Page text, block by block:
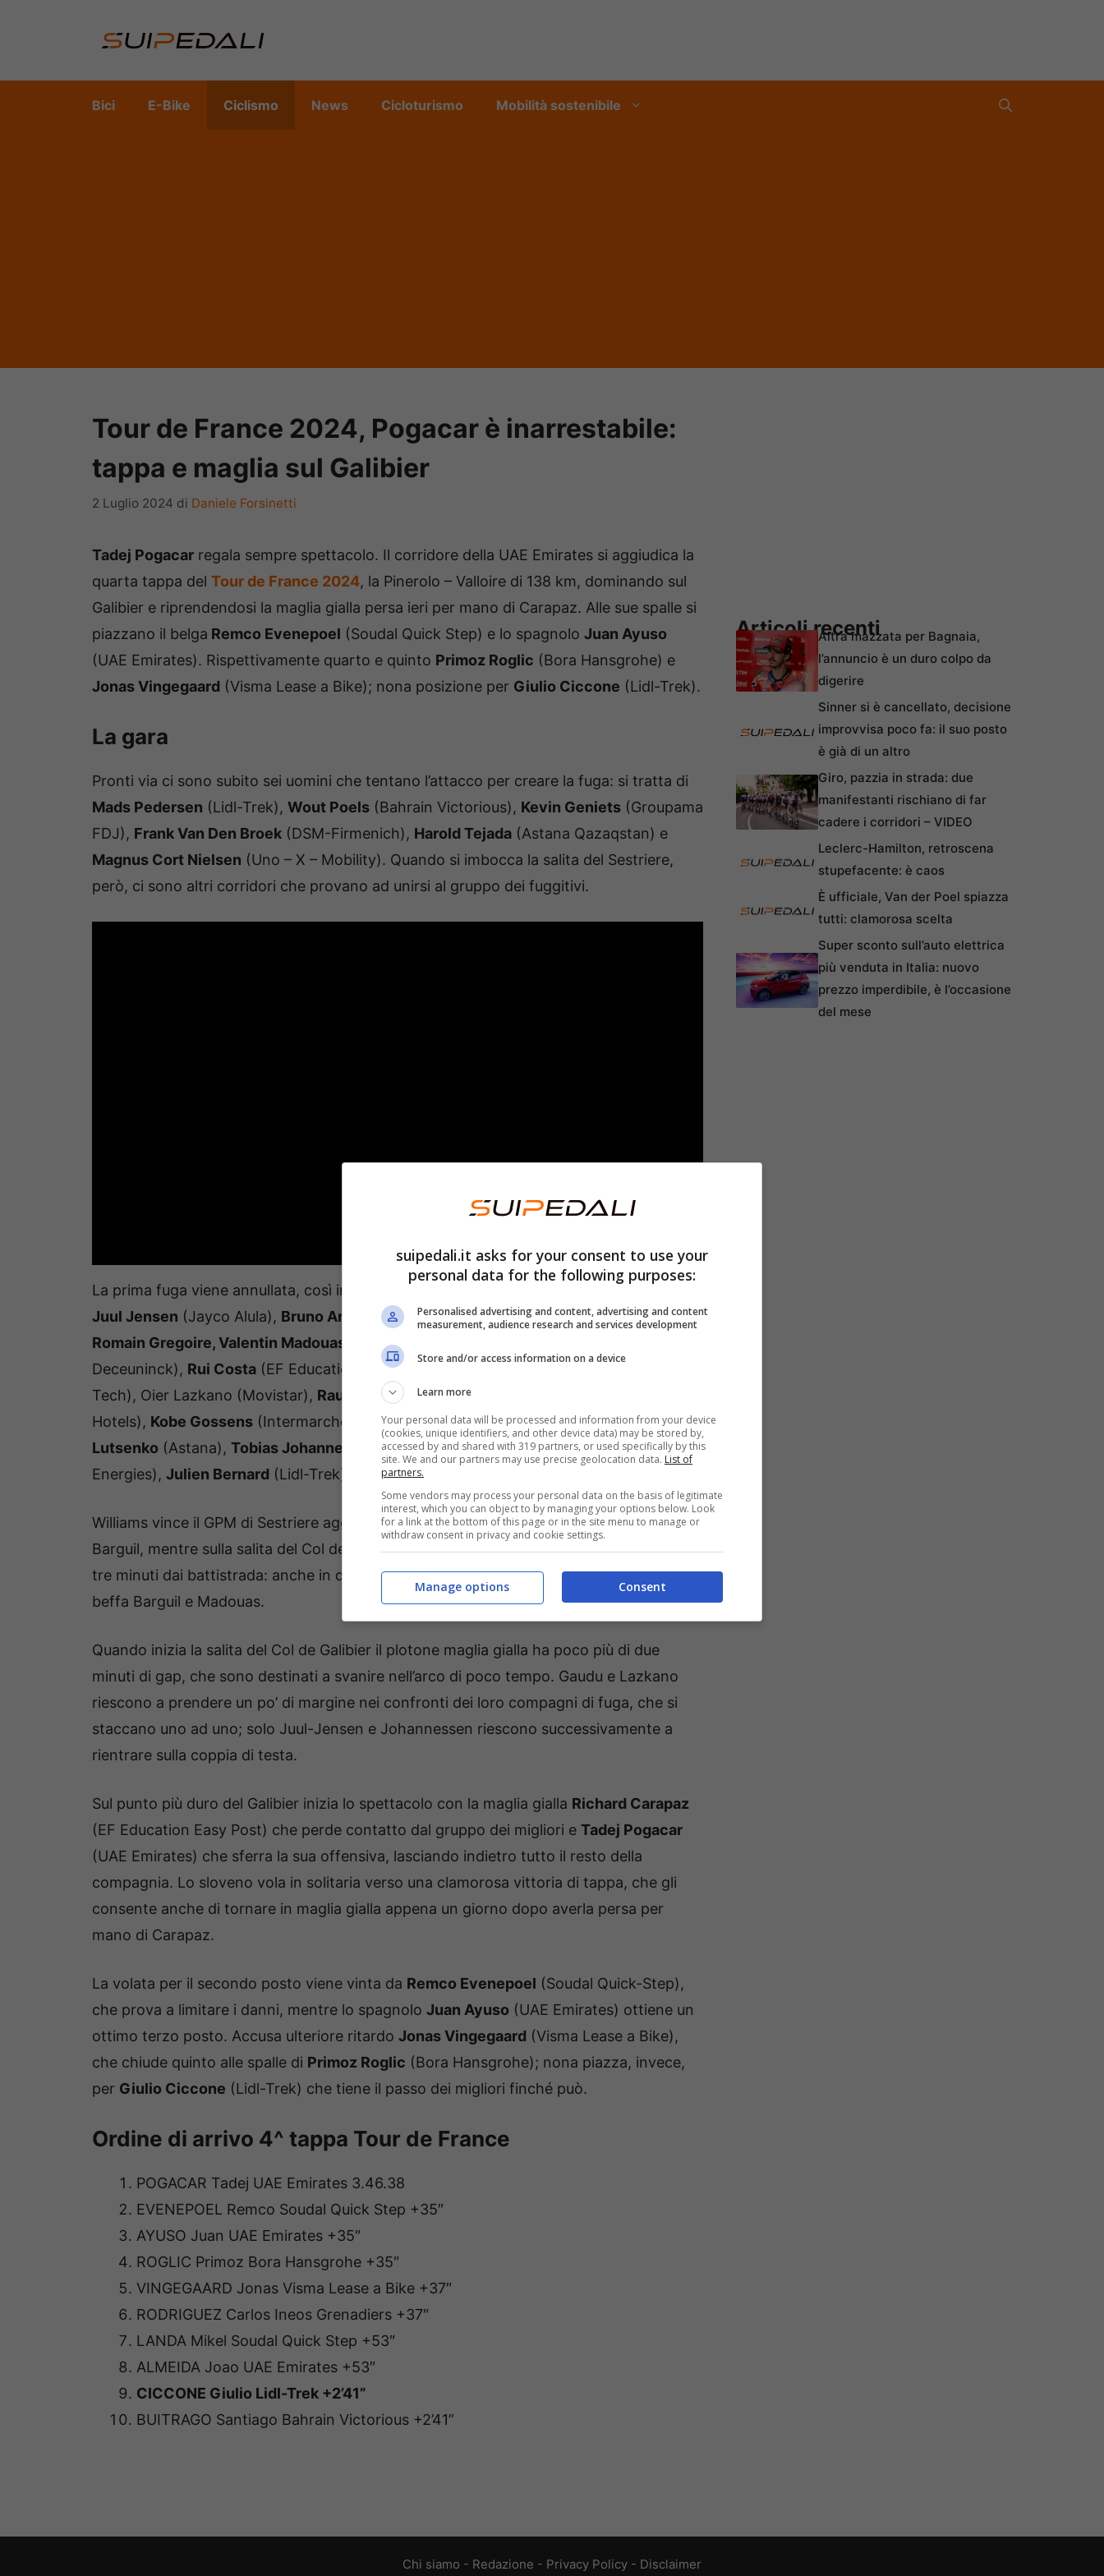
Bici E-Bike Ciclismo News Cicloturismo Mobilità sostenibile
Tour de France 2024, Pogacar è inarrestabile:
tappa e maglia sul Galibier
2 Luglio 2024 di Daniele Forsinetti
Tadej Pogacar regala sempre spettacolo. Il corridore della UAE Emirates si aggiudica la
quarta tappa del Tour de France 2024, la Pinerolo – Valloire di 138 km, dominando sul
Galibier e riprendendosi la maglia gialla persa ieri per mano di Carapaz. Alle sue spalle si
piazzano il belga Remco Evenepoel (Soudal Quick Step) e lo spagnolo Juan Ayuso
(UAE Emirates). Rispettivamente quarto e quinto Primoz Roglic (Bora Hansgrohe) e
Jonas Vingegaard (Visma Lease a Bike); nona posizione per Giulio Ciccone (Lidl-Trek).
La gara
Pronti via ci sono subito sei uomini che tentano l’attacco per creare la fuga: si tratta di
Mads Pedersen (Lidl-Trek), Wout Poels (Bahrain Victorious), Kevin Geniets (Groupama
FDJ), Frank Van Den Broek (DSM-Firmenich), Harold Tejada (Astana Qazaqstan) e
Magnus Cort Nielsen (Uno – X – Mobility). Quando si imbocca la salita del Sestriere,
però, ci sono altri corridori che provano ad unirsi al gruppo dei fuggitivi.
La prima fuga viene annullata, così in un secondo tentativo vanno via in diciassette:
Juul Jensen (Jayco Alula), Bruno Armirail (Decathlon AG2R La Mondiale),David Gaudu,
Romain Gregoire, Valentin Madouas
(Groupama FDJ),
Deceuninck), Rui Costa (EF Education Easy Post),
Tech), Oier Lazkano (Movistar), Raul Garcia Pierna, Cristian Rodriguez
Hotels), Kobe Gossens (Intermarché), Warren Barguil(DSM Firmenich),Alexey
Lutsenko (Astana), Tobias Johannessen (Uno X),Mathieu Burgaudeau(Total
Energies), Julien Bernard (Lidl-Trek).
Williams vince il GPM di Sestriere aggiudicandosi cinque punti davanti a Madouas e
Barguil, mentre sulla salita del Col de Montegenevre il gruppo accusa un ritardo di quasi
tre minuti dai battistrada: anche in questo caso a transitare per primo è Williams, che
beffa Barguil e Madouas.
Quando inizia la salita del Col de Galibier il plotone maglia gialla ha poco più di due
minuti di gap, che sono destinati a svanire nell’arco di poco tempo. Gaudu e Lazkano
riescono a prendere un po’ di margine nei confronti dei loro compagni di fuga, che si
staccano uno ad uno; solo Juul-Jensen e Johannessen riescono successivamente a
rientrare sulla coppia di testa.
Sul punto più duro del Galibier inizia lo spettacolo con la maglia gialla Richard Carapaz
(EF Education Easy Post) che perde contatto dal gruppo dei migliori e Tadej Pogacar
(UAE Emirates) che sferra la sua offensiva, lasciando indietro tutto il resto della
compagnia. Lo sloveno vola in solitaria verso una clamorosa vittoria di tappa, che gli
consente anche di tornare in maglia gialla appena un giorno dopo averla persa per
mano di Carapaz.
La volata per il secondo posto viene vinta da Remco Evenepoel (Soudal Quick-Step),
che prova a limitare i danni, mentre lo spagnolo Juan Ayuso (UAE Emirates) ottiene un
ottimo terzo posto. Accusa ulteriore ritardo Jonas Vingegaard (Visma Lease a Bike),
che chiude quinto alle spalle di Primoz Roglic (Bora Hansgrohe); nona piazza, invece,
per Giulio Ciccone (Lidl-Trek) che tiene il passo dei migliori finché può.
Ordine di arrivo 4^ tappa Tour de France
POGACAR Tadej UAE Emirates 3.46.38
EVENEPOEL Remco Soudal Quick Step +35″
AYUSO Juan UAE Emirates +35″
ROGLIC Primoz Bora Hansgrohe +35″
VINGEGAARD Jonas Visma Lease a Bike +37″
RODRIGUEZ Carlos Ineos Grenadiers +37″
LANDA Mikel Soudal Quick Step +53″
ALMEIDA Joao UAE Emirates +53″
CICCONE Giulio Lidl-Trek +2’41”
BUITRAGO Santiago Bahrain Victorious +2’41”
Articoli recentiAltra mazzata per Bagnaia,
l’annuncio è un duro colpo da
digerire
Sinner si è cancellato, decisione
improvvisa poco fa: il suo posto
è già di un altro
Giro, pazzia in strada: due
manifestanti rischiano di far
cadere i corridori – VIDEO
Leclerc-Hamilton, retroscena
stupefacente: è caos
È ufficiale, Van der Poel spiazza
tutti: clamorosa scelta
Super sconto sull’auto elettrica
più venduta in Italia: nuovo
prezzo imperdibile, è l’occasione
del mese
Chi siamo - Redazione - Privacy Policy - Disclaimer
suipedali.it asks for your consent to use your
personal data for the following purposes:
Personalised advertising and content, advertising and content
measurement, audience research and services development
Store and/or access information on a device
Learn more
Your personal data will be processed and information from your device
(cookies, unique identifiers, and other device data) may be stored by,
accessed by and shared with 319 partners, or used specifically by this
site. We and our partners may use precise geolocation data. List of
partners.
Some vendors may process your personal data on the basis of legitimate
interest, which you can object to by managing your options below. Look
for a link at the bottom of this page or in the site menu to manage or
withdraw consent in privacy and cookie settings.
Consent
Manage options